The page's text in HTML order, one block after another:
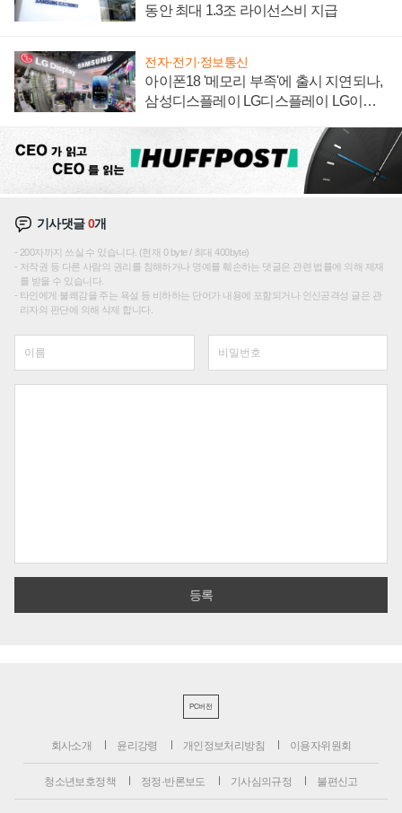
동안 최대 1.3조 라이선스비 지급
전자·전기·정보통신
아이폰18 '메모리 부족'에 출시 지연되나,
삼성디스플레이 LG디스플레이 LG이노
기사댓글0개
200자까지 쓰실 수 있습니다. (현재 0 byte / 최대 400byte)
저작권 등 다른 사람의 권리를 침해하거나 명예를 훼손하는 댓글은 관련 법률에 의해 제재
를 받을 수 있습니다.
타인에게 불쾌감을 주는 욕설 등 비하하는 단어가 내용에 포함되거나 인신공격성 글은 관
리자의 판단에 의해 삭제 합니다.
PC버전
회사소개 윤리강령 개인정보처리방침 이용자위원회
청소년보호정책 정정·반론보도 기사심의규정 불편신고